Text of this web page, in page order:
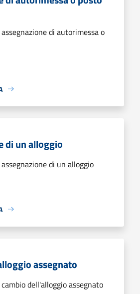
di autorimessa o
di un alloggio
di un alloggio
assegnato
dell'alloggio assegnato